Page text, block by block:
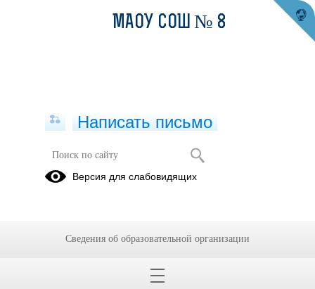
МАОУ СОШ № 8
Написать письмо
Версия для слабовидящих
Сведения об образовательной организации